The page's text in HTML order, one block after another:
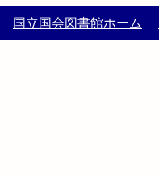
国立国会図書館ホーム